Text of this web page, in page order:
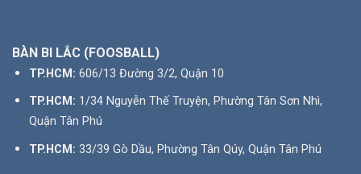
BÀN BI LẮC (FOOSBALL)
TP.HCM: 606/13 Đường 3/2, Quận 10
TP.HCM: 1/34 Nguyễn Thế Truyện, Phường Tân Sơn Nhì,
Quận Tân Phú
TP.HCM: 33/39 Gò Dầu, Phường Tân Qúy, Quận Tân Phú